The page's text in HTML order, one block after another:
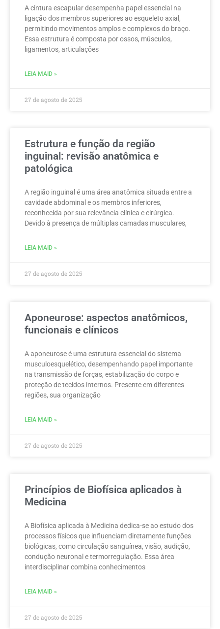
A cintura escapular desempenha papel essencial na
ligação dos membros superiores ao esqueleto axial,
permitindo movimentos amplos e complexos do braço.
Essa estrutura é composta por ossos, músculos,
ligamentos, articulações
LEIA MAID »
27 de agosto de 2025
Estrutura e função da região
inguinal: revisão anatômica e
patológica
A região inguinal é uma área anatômica situada entre a
cavidade abdominal e os membros inferiores,
reconhecida por sua relevância clínica e cirúrgica.
Devido à presença de múltiplas camadas musculares,
LEIA MAID »
27 de agosto de 2025
Aponeurose: aspectos anatômicos,
funcionais e clínicos
A aponeurose é uma estrutura essencial do sistema
musculoesquelético, desempenhando papel importante
na transmissão de forças, estabilização do corpo e
proteção de tecidos internos. Presente em diferentes
regiões, sua organização
LEIA MAID »
27 de agosto de 2025
Princípios de Biofísica aplicados à
Medicina
A Biofísica aplicada à Medicina dedica-se ao estudo dos
processos físicos que influenciam diretamente funções
biológicas, como circulação sanguínea, visão, audição,
condução neuronal e termorregulação. Essa área
interdisciplinar combina conhecimentos
LEIA MAID »
27 de agosto de 2025